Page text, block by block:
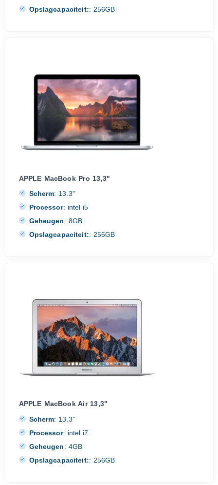
Opslagcapaciteit:: 256GB
APPLE MacBook Pro 13,3"
Scherm: 13.3"
Processor: intel i5
Geheugen: 8GB
Opslagcapaciteit:: 256GB
APPLE MacBook Air 13,3"
Scherm: 13.3"
Processor: intel i7
Geheugen: 4GB
Opslagcapaciteit:: 256GB